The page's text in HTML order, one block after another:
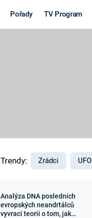
Pořady TV Program
Výročí
Trendy: Zrádci UFO
Analýza DNA posledních
evropských neandrtálců
vyvrací teorii o tom, jak